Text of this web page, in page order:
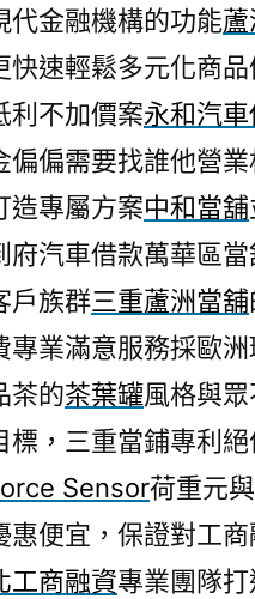
代金融機構的功能
快速輕鬆多元化商
利不加價案永和汽車
偏偏需要找誰他營
造專屬方案中和當舖
府汽車借款萬華區
戶族群三重蘆洲當舖
專業滿意服務採歐
茶的茶葉罐風格與
標，三重當鋪專利
Sensor荷重元
惠便宜，保證對工
工商融資專業團隊